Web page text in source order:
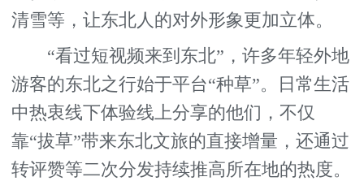
清雪等，让东北人的对外形象更加立体。
“看过短视频来到东北”，许多年轻外地
游客的东北之行始于平台“种草”。日常生活
中热衷线下体验线上分享的他们，不仅
靠“拔草”带来东北文旅的直接增量，还通过
转评赞等二次分发持续推高所在地的热度。